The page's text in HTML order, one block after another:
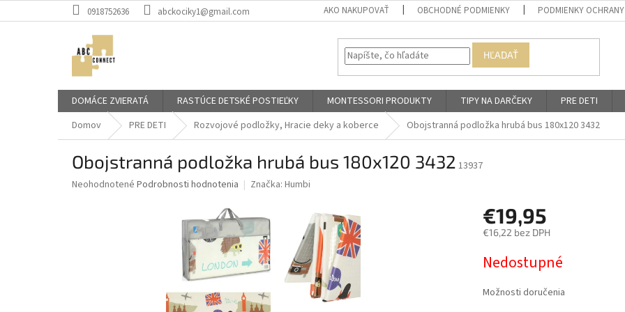
na
0918752636 abckociky1@gmail.com AKO NAKUPOVAŤ OBCHODNÉ PODMIENKY PODMIENKY OCHRANY
HĽADAŤ
DOMÁCE ZVIERATÁ RASTÚCE DETSKÉ POSTIEĽKY MONTESSORI PRODUKTY TIPY NA DARČEKY PRE DETI
Domov
PRE DETI Rozvojové podložky, Hracie deky a koberce Obojstranná podložka hrubá bus 180x120 3432
Obojstranná podložka hrubá bus 180x120 3432 13937
Priemerné
Neohodnotené Podrobnosti hodnotenia Značka: Humbi
€19,95
€16,22 bez DPH
cena:
Nedostupné
Možnosti doručenia